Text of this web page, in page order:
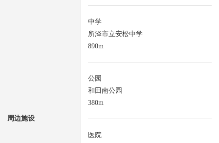
周边施设
中学
所泽市立安松中学
890m
公园
和田南公园
380m
医院